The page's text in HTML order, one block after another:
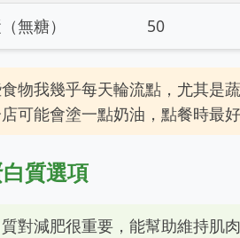
無糖） 50
物我幾乎每天輪流點，尤其是
可能會塗一點奶油，點餐時最好
質選項
對減肥很重要，能幫助維持肌